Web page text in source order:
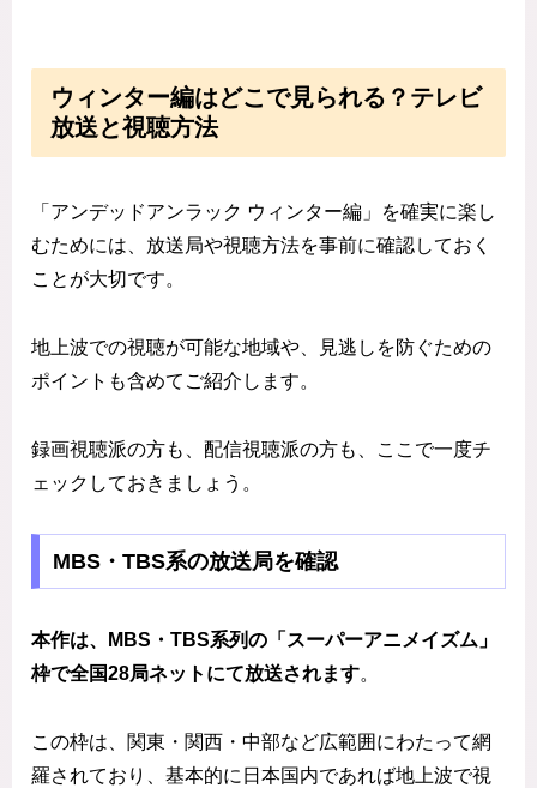
ウィンター編はどこで見られる？テレビ
放送と視聴方法
「アンデッドアンラック ウィンター編」を確実に楽し
むためには、放送局や視聴方法を事前に確認しておく
ことが大切です。
地上波での視聴が可能な地域や、見逃しを防ぐための
ポイントも含めてご紹介します。
録画視聴派の方も、配信視聴派の方も、ここで一度チ
ェックしておきましょう。
MBS・TBS系の放送局を確認
本作は、MBS・TBS系列の「スーパーアニメイズム」
枠で全国28局ネットにて放送されます。
この枠は、関東・関西・中部など広範囲にわたって網
羅されており、基本的に日本国内であれば地上波で視